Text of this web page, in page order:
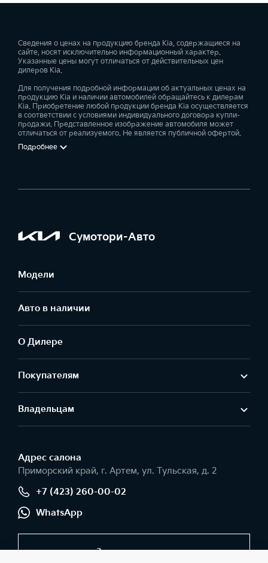
Сведения о ценах на продукцию бренда Kia, содержащиеся на
сайте, носят исключительно информационный характер.
Указанные цены могут отличаться от действительных цен
дилеров Kia.
Для получения подробной информации об актуальных ценах на
продукцию Kia и наличии автомобилей обращайтесь к дилерам
Kia. Приобретение любой продукции бренда Kia осуществляется
в соответствии с условиями индивидуального договора купли-
продажи. Представленное изображение автомобиля может
отличаться от реализуемого. Не является публичной офертой.
Подробнее
Сумотори-Авто
Модели
Авто в наличии
О Дилере
Покупателям
Владельцам
Адрес салонa
Приморский край, г. Артем, ул. Тульская, д. 2
+7 (423) 260-00-02
WhatsApp
Заказать звонок